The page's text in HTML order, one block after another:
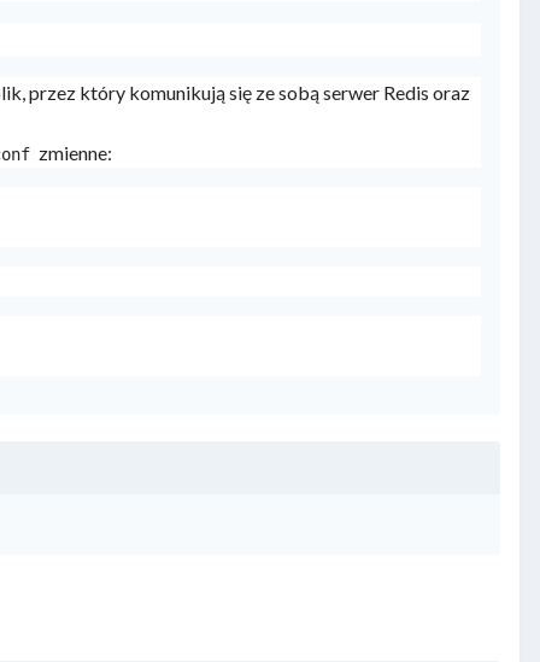
przez który komunikują się ze sobą serwer Redis oraz
zmienne: